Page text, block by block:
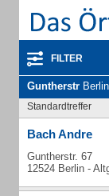
FILTER
Guntherstr Berlin
Standardtreffer
Bach Andre
Guntherstr. 67
12524 Berlin -